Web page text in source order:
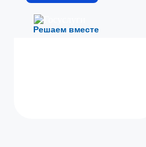
Решаем вместе